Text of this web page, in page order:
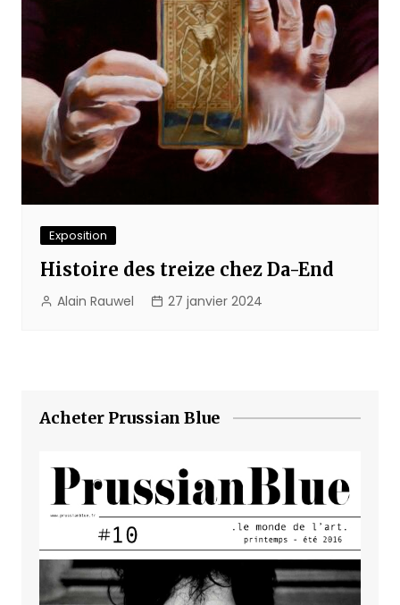
Exposition
Histoire des treize chez Da-End
Alain Rauwel 27 janvier 2024
Acheter Prussian Blue